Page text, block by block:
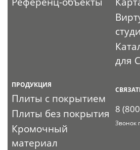
для
ПРОДУКЦИЯ
Плиты с покрытием
Плиты без покрытия
Кромочный
материал
8
Звонок